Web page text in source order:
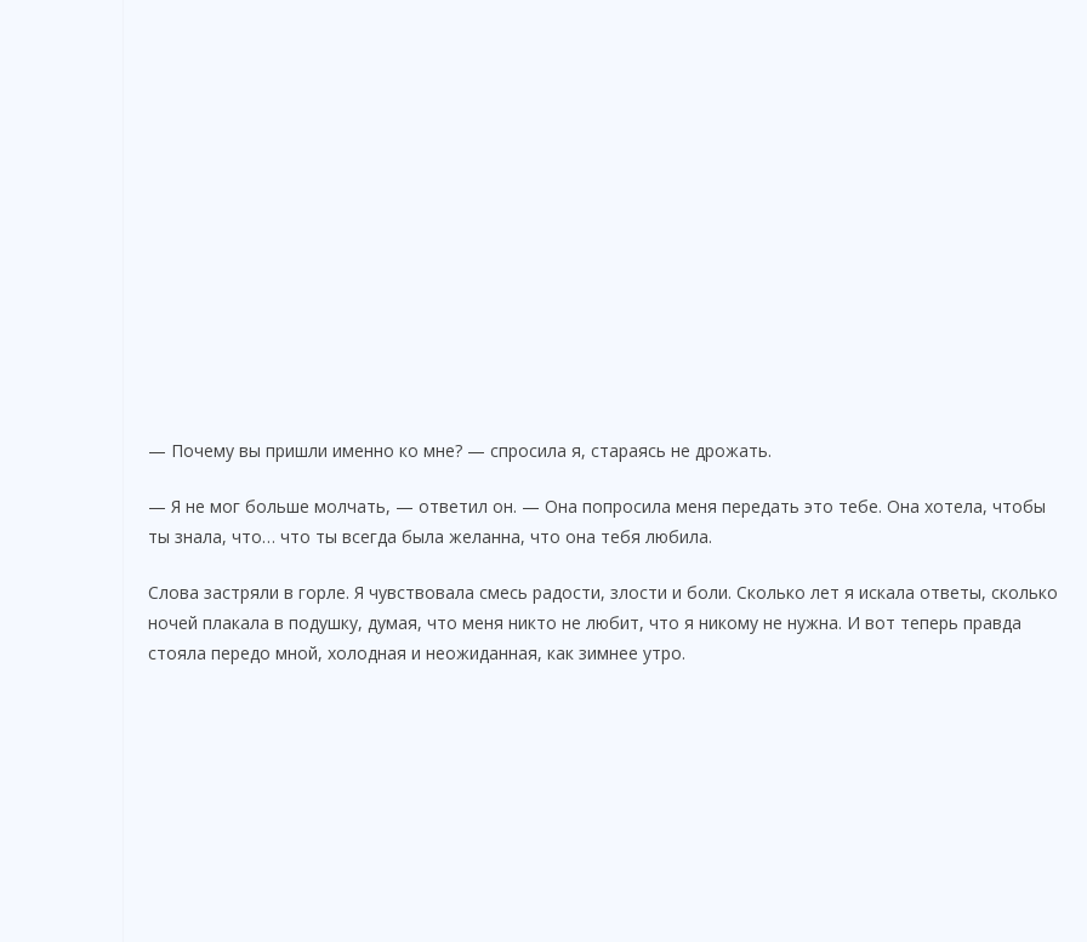
— Почему вы пришли именно ко мне? — спросила я, стараясь не дрожать.
— Я не мог больше молчать, — ответил он. — Она попросила меня передать это тебе. Она хотела, чтобы
ты знала, что… что ты всегда была желанна, что она тебя любила.
Слова застряли в горле. Я чувствовала смесь радости, злости и боли. Сколько лет я искала ответы, сколько
ночей плакала в подушку, думая, что меня никто не любит, что я никому не нужна. И вот теперь правда
стояла передо мной, холодная и неожиданная, как зимнее утро.